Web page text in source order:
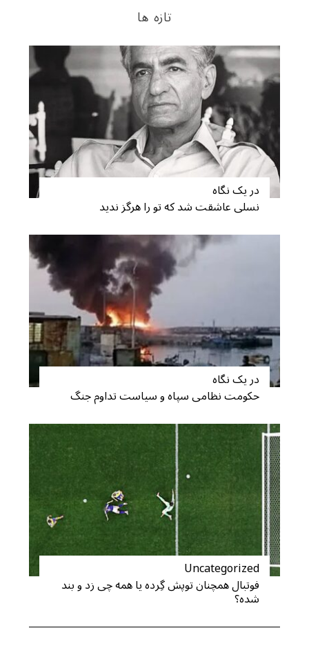
تازه ها
در یک نگاه
نسلی عاشقت شد که تو را هرگز ندید
در یک نگاه
حکومت نظامی سپاه و سیاست تداوم جنگ
Uncategorized
فوتبال همچنان توپش گِرده یا همه چی زد و بند
شده؟